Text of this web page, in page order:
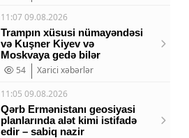
11:07 09.08.2026
Trampın xüsusi nümayəndəsi
və Kuşner Kiyev və
Moskvaya gedə bilər
54
Xarici xəbərlər
11:05 09.08.2026
Qərb Ermənistanı geosiyasi
planlarında alət kimi istifadə
edir – sabiq nazir